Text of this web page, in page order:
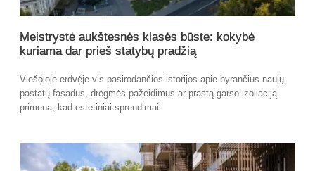
Meistrystė aukštesnės klasės būste: kokybė
kuriama dar prieš statybų pradžią
Viešojoje erdvėje vis pasirodančios istorijos apie byrančius naujų
pastatų fasadus, drėgmės pažeidimus ar prastą garso izoliaciją
primena, kad estetiniai sprendimai